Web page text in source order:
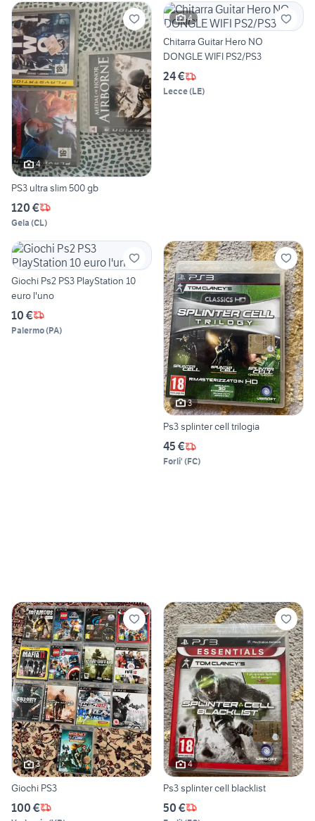
4
PS3 ultra slim 500 gb
120 €
Gela (CL)
4
Chitarra Guitar Hero NO
DONGLE WIFI PS2/PS3
24 €
Lecce(LE)
Giochi Ps2 PS3 PlayStation 10
euro l'uno
10 €
Palermo(PA)
3
Ps3 splinter cell trilogia
45 €
Forli' (FC)
3
Giochi PS3
100 €
4
Ps3 splinter cell blacklist
50 €